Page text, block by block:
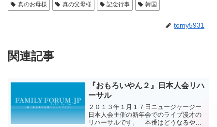
真のお母様
真の父母様 記念行事 韓国
tomy5931
関連記事
『おもろいやん２』日本人会リハ
ーサル
２０１３年１月１７日ニュージャージー
日本人会主催の新年会でのライブ漫才の
リハーサルです。 本番はどうなるやろ